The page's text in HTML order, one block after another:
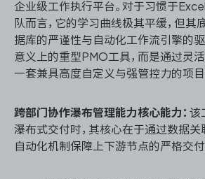
企业级工作执行平台。对于习惯于
队而言，它的学习曲线极其平缓，但其
据库的严谨性与自动化工作流引擎的
意义上的重型PMO工具，而是通过灵
一套兼具高度自定义与强管控力的项目
跨部门协作瀑布管理能力核心能力： 该
瀑布式交付时，其核心在于通过数据关
自动化机制保障上下游节点的严格交付